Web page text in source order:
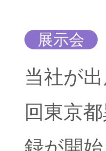
展示会
当社が
回東京